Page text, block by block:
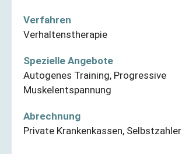
Verfahren
Verhaltenstherapie
Spezielle Angebote
Autogenes Training, Progressive
Muskelentspannung
Abrechnung
Private Krankenkassen, Selbstzahler